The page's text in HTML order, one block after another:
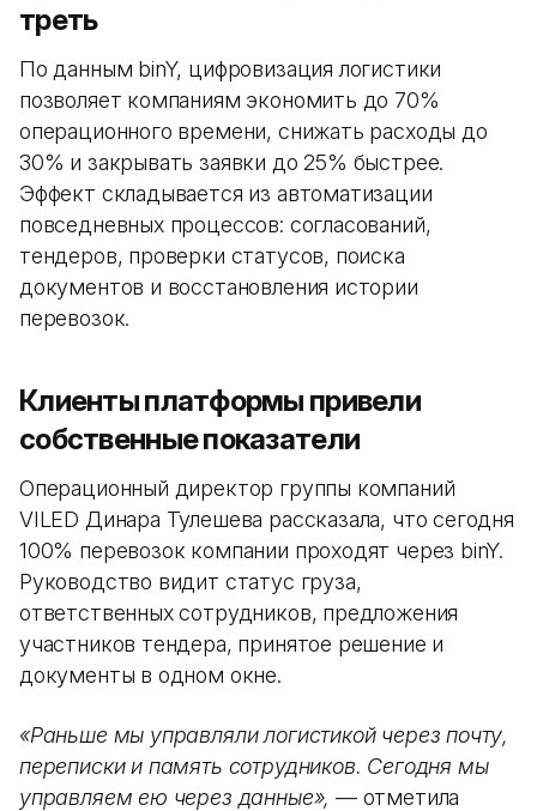
треть
По данным binY, цифровизация логистики
позволяет компаниям экономить до 70%
операционного времени, снижать расходы до
30% и закрывать заявки до 25% быстрее.
Эффект складывается из автоматизации
повседневных процессов: согласований,
тендеров, проверки статусов, поиска
документов и восстановления истории
перевозок.
Клиенты платформы привели
собственные показатели
Операционный директор группы компаний
VILED Динара Тулешева рассказала, что сегодня
100% перевозок компании проходят через binY.
Руководство видит статус груза,
ответственных сотрудников, предложения
участников тендера, принятое решение и
документы в одном окне.
«Раньше мы управляли логистикой через почту,
переписки и память сотрудников. Сегодня мы
управляем ею через данные», — отметила